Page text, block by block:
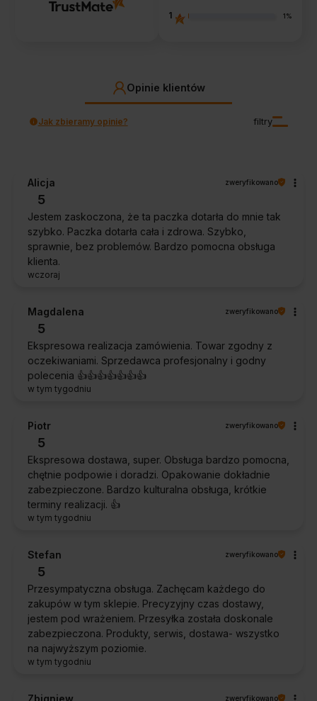
1 1%
Opinie klientów
filtry
Jak zbieramy opinie?
Alicja zweryfikowano
5
Jestem zaskoczona, że ta paczka dotarła do mnie tak
szybko. Paczka dotarła cała i zdrowa. Szybko,
sprawnie, bez problemów. Bardzo pomocna obsługa
klienta.
wczoraj
Magdalena zweryfikowano
5
Ekspresowa realizacja zamówienia. Towar zgodny z
oczekiwaniami. Sprzedawca profesjonalny i godny
polecenia 👍️👍️👍️👍️👍️👍️👍️
w tym tygodniu
Piotr zweryfikowano
5
Ekspresowa dostawa, super. Obsługa bardzo pomocna,
chętnie podpowie i doradzi. Opakowanie dokładnie
zabezpieczone. Bardzo kulturalna obsługa, krótkie
terminy realizacji. 👍️
w tym tygodniu
Stefan zweryfikowano
5
Przesympatyczna obsługa. Zachęcam każdego do
zakupów w tym sklepie. Precyzyjny czas dostawy,
jestem pod wrażeniem. Przesyłka została doskonale
zabezpieczona. Produkty, serwis, dostawa- wszystko
na najwyższym poziomie.
w tym tygodniu
Zbigniew zweryfikowano